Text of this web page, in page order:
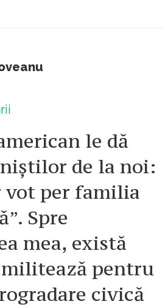
le dă
de la noi:
vot per familia
Spre
mea, există
pentru
civică